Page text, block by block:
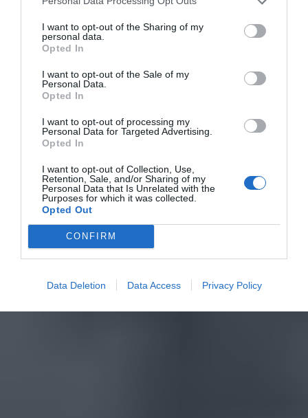
I want to opt-out of the Sharing of my
personal data.
Opted In
I want to opt-out of the Sale of my
Personal Data.
Opted In
I want to opt-out of processing my
Personal Data for Targeted Advertising.
Opted In
I want to opt-out of Collection, Use,
Retention, Sale, and/or Sharing of my
Personal Data that Is Unrelated with the
Purposes for which it was collected.
Opted Out
CONFIRM
Data Deletion Data Access Privacy Policy